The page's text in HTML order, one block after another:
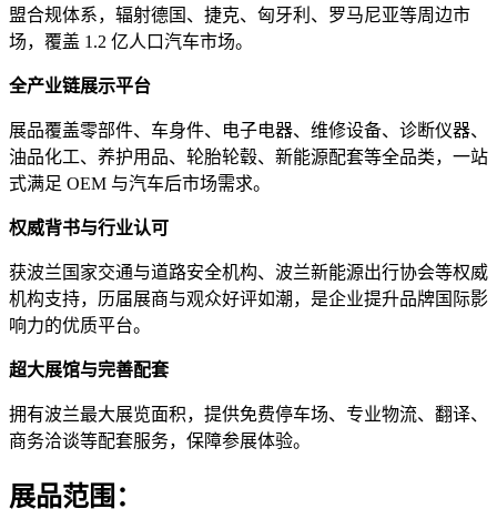
盟合规体系，辐射德国、捷克、匈牙利、罗马尼亚等周边市
场，覆盖 1.2 亿人口汽车市场。
全产业链展示平台
展品覆盖零部件、车身件、电子电器、维修设备、诊断仪器、
油品化工、养护用品、轮胎轮毂、新能源配套等全品类，一站
式满足 OEM 与汽车后市场需求。
权威背书与行业认可
获波兰国家交通与道路安全机构、波兰新能源出行协会等权威
机构支持，历届展商与观众好评如潮，是企业提升品牌国际影
响力的优质平台。
超大展馆与完善配套
拥有波兰最大展览面积，提供免费停车场、专业物流、翻译、
商务洽谈等配套服务，保障参展体验。
展品范围：